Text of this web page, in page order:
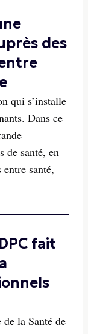
des
qui s’installe
Dans ce
de santé, en
santé,
fait
la Santé de